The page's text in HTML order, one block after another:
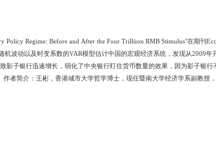
Regime: Before and After the Four Trilliion RMB Stimulus"在期刊
波动以及时变系数的VAR模型估计中国的宏观经济系统，发现从2009年
子银行迅速增长，弱化了中央银行盯住货币数量的效果，因为影子银行
者简介：王彬，香港城市大学哲学博士，现任暨南大学经济学系副教授